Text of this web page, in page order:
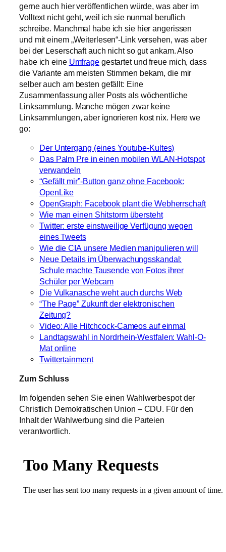
gerne auch hier veröffentlichen würde, was aber im
Volltext nicht geht, weil ich sie nunmal beruflich
schreibe. Manchmal habe ich sie hier angerissen
und mit einem „Weiterlesen“-Link versehen, was aber
bei der Leserschaft auch nicht so gut ankam. Also
habe ich eine Umfragegestartet und freue mich, dass
die Variante am meisten Stimmen bekam, die mir
selber auch am besten gefällt: Eine
Zusammenfassung aller Posts als wöchentliche
Linksammlung. Manche mögen zwar keine
Linksammlungen, aber ignorieren kost nix. Here we
go:
Der Untergang (eines Youtube-Kultes)
Das Palm Pre in einen mobilen WLAN-Hotspot
verwandeln
“Gefällt mir”-Button ganz ohne Facebook:
OpenLike
OpenGraph: Facebook plant die Webherrschaft
Wie man einen Shitstorm übersteht
Twitter: erste einstweilige Verfügung wegen
eines Tweets
Wie die CIA unsere Medien manipulieren will
Neue Details im Überwachungsskandal:
Schule machte Tausende von Fotos ihrer
Schüler per Webcam
Die Vulkanasche weht auch durchs Web
“The Page” Zukunft der elektronischen
Zeitung?
Video: Alle Hitchcock-Cameos auf einmal
Landtagswahl in Nordrhein-Westfalen: Wahl-O-
Mat online
Twittertainment
Zum Schluss
Im folgenden sehen Sie einen Wahlwerbespot der
Christlich Demokratischen Union – CDU. Für den
Inhalt der Wahlwerbung sind die Parteien
verantwortlich.